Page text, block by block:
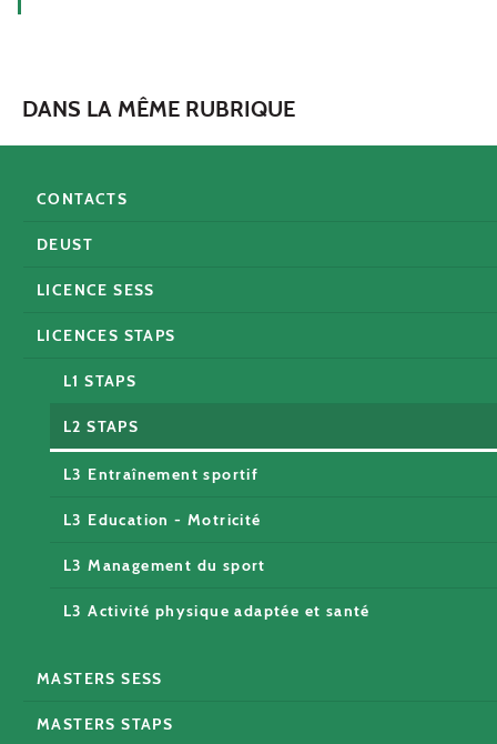
DANS LA MÊME RUBRIQUE
CONTACTS
DEUST
LICENCE SESS
LICENCES STAPS
L1 STAPS
L2 STAPS
L3 Entraînement sportif
L3 Education - Motricité
L3 Management du sport
L3 Activité physique adaptée et santé
MASTERS SESS
MASTERS STAPS